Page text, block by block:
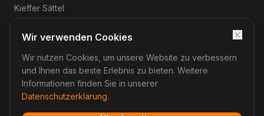
Kieffer Sättel
©2026 Reitsport-Rheinmain – Magnus Wehrheim. Alle
Rechte vorbehalten.
Impressum DatenschutzAGB
Wir verwenden Cookies
Wir nutzen Cookies, um unsere Website zu verbessern
und Ihnen das beste Erlebnis zu bieten. Weitere
Informationen finden Sie in unserer
Datenschutzerklärung.